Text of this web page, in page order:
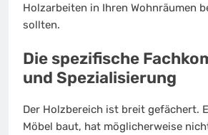
Holzarbeiten in Ihren Wohnräumen
sollten.
Die spezifische
und Spezialisierung
Der Holzbereich ist breit gefächert.
Möbel baut, hat möglicherweise